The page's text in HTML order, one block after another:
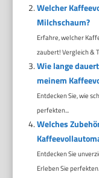
Welcher
Milchschaum?
Erfahre, welcher
zaubert! Vergleich &
Wie lange
meinem
Entdecken Sie, wie
perfekten...
Welches
Entdecken Sie
Erleben Sie